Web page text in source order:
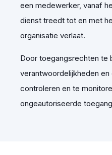
een medewerker, vanaf
dienst treedt tot en met
organisatie verlaat.
Door toegangsrechten te
verantwoordelijkheden
controleren en te
ongeautoriseerde